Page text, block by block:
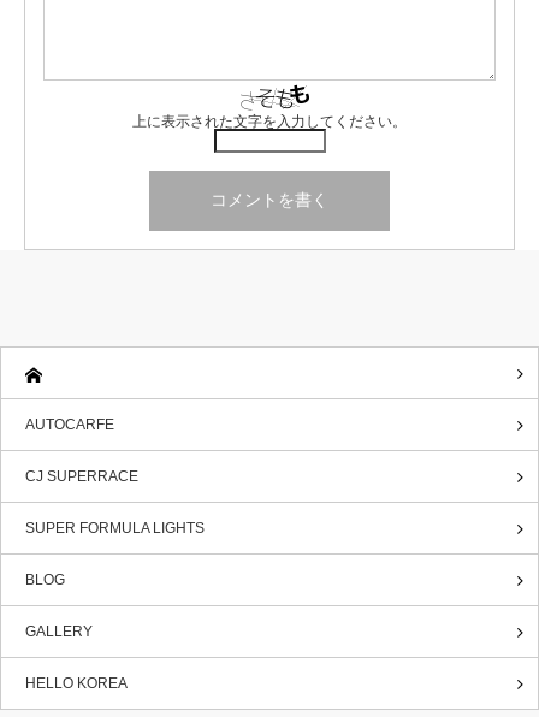
上に表示された文字を入力してください。
AUTOCARFE
CJ SUPERRACE
SUPER FORMULA LIGHTS
BLOG
GALLERY
HELLO KOREA